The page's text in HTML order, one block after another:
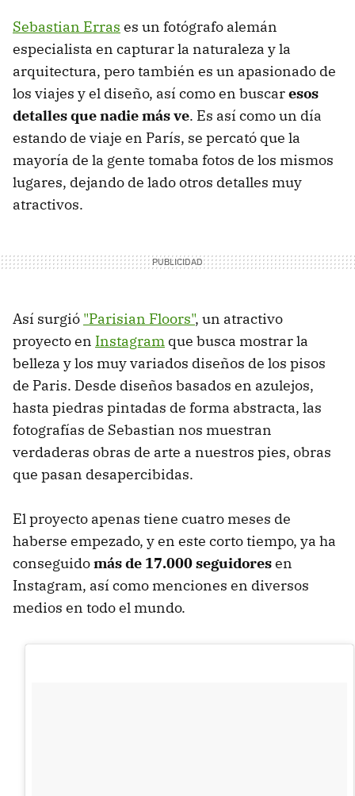
Sebastian Erras es un fotógrafo alemán
especialista en capturar la naturaleza y la
arquitectura, pero también es un apasionado de
los viajes y el diseño, así como en buscaresos
detalles que nadie más ve. Es así como un día
estando de viaje en París, se percató que la
mayoría de la gente tomaba fotos de los mismos
lugares, dejando de lado otros detalles muy
atractivos.
Así surgió "Parisian Floors", un atractivo
proyecto en Instagram que busca mostrar la
belleza y los muy variados diseños de los pisos
de Paris. Desde diseños basados en azulejos,
hasta piedras pintadas de forma abstracta, las
fotografías de Sebastian nos muestran
verdaderas obras de arte a nuestros pies, obras
que pasan desapercibidas.
El proyecto apenas tiene cuatro meses de
haberse empezado, y en este corto tiempo, ya ha
conseguidomás de 17.000 seguidoresen
Instagram, así como menciones en diversos
medios en todo el mundo.